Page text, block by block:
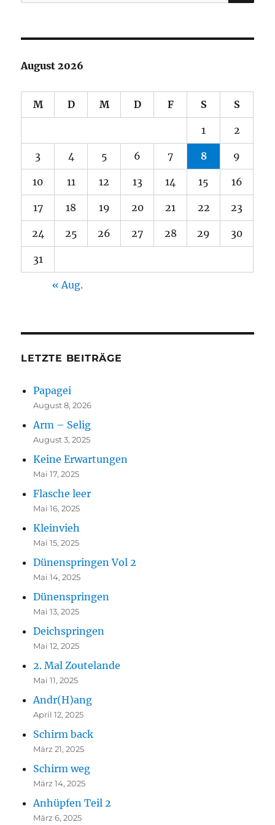
nach:
August 2026
M D M D F S S
1 2
3 4 5 6 7 8 9
10 11 12 13 14 15 16
17 18 19 20 21 22 23
24 25 26 27 28 29 30
31
« Aug.
LETZTE BEITRÄGE
Papagei
August 8, 2026
Arm – Selig
August 3, 2025
Keine Erwartungen
Mai 17, 2025
Flasche leer
Mai 16, 2025
Kleinvieh
Mai 15, 2025
Dünenspringen Vol 2
Mai 14, 2025
Dünenspringen
Mai 13, 2025
Deichspringen
Mai 12, 2025
2. Mal Zoutelande
Mai 11, 2025
Andr(H)ang
April 12, 2025
Schirm back
März 21, 2025
Schirm weg
März 14, 2025
Anhüpfen Teil 2
März 6, 2025